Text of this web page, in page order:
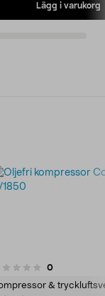
Lägg i varukorg
0recensioner
&